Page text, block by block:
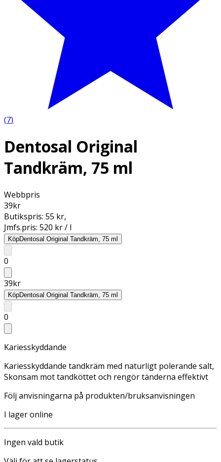
(7)
Dentosal Original
Tandkräm, 75 ml
Webbpris
39kr
Butikspris: 55 kr,
Jmfs.pris: 520 kr / l
KöpDentosal Original Tandkräm, 75 ml
0
39kr
KöpDentosal Original Tandkräm, 75 ml
0
Kariesskyddande
Kariesskyddande tandkräm med naturligt polerande salt,
Skonsam mot tandköttet och rengör tänderna effektivt
Följ anvisningarna på produkten/bruksanvisningen
I lager online
Ingen vald butik